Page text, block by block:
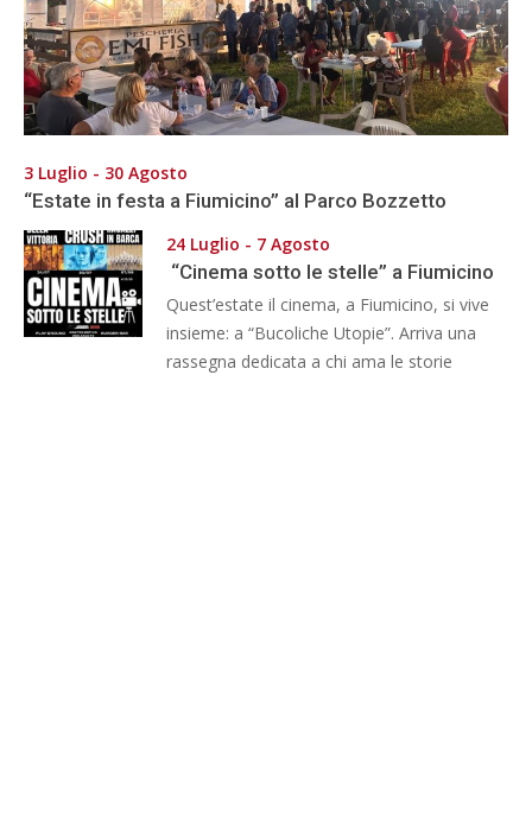
3 Luglio - 30 Agosto
“Estate in festa a Fiumicino” al Parco Bozzetto
24 Luglio - 7 Agosto
“Cinema sotto le stelle” a Fiumicino
Quest’estate il cinema, a Fiumicino, si vive
insieme: a “Bucoliche Utopie”. Arriva una
rassegna dedicata a chi ama le storie